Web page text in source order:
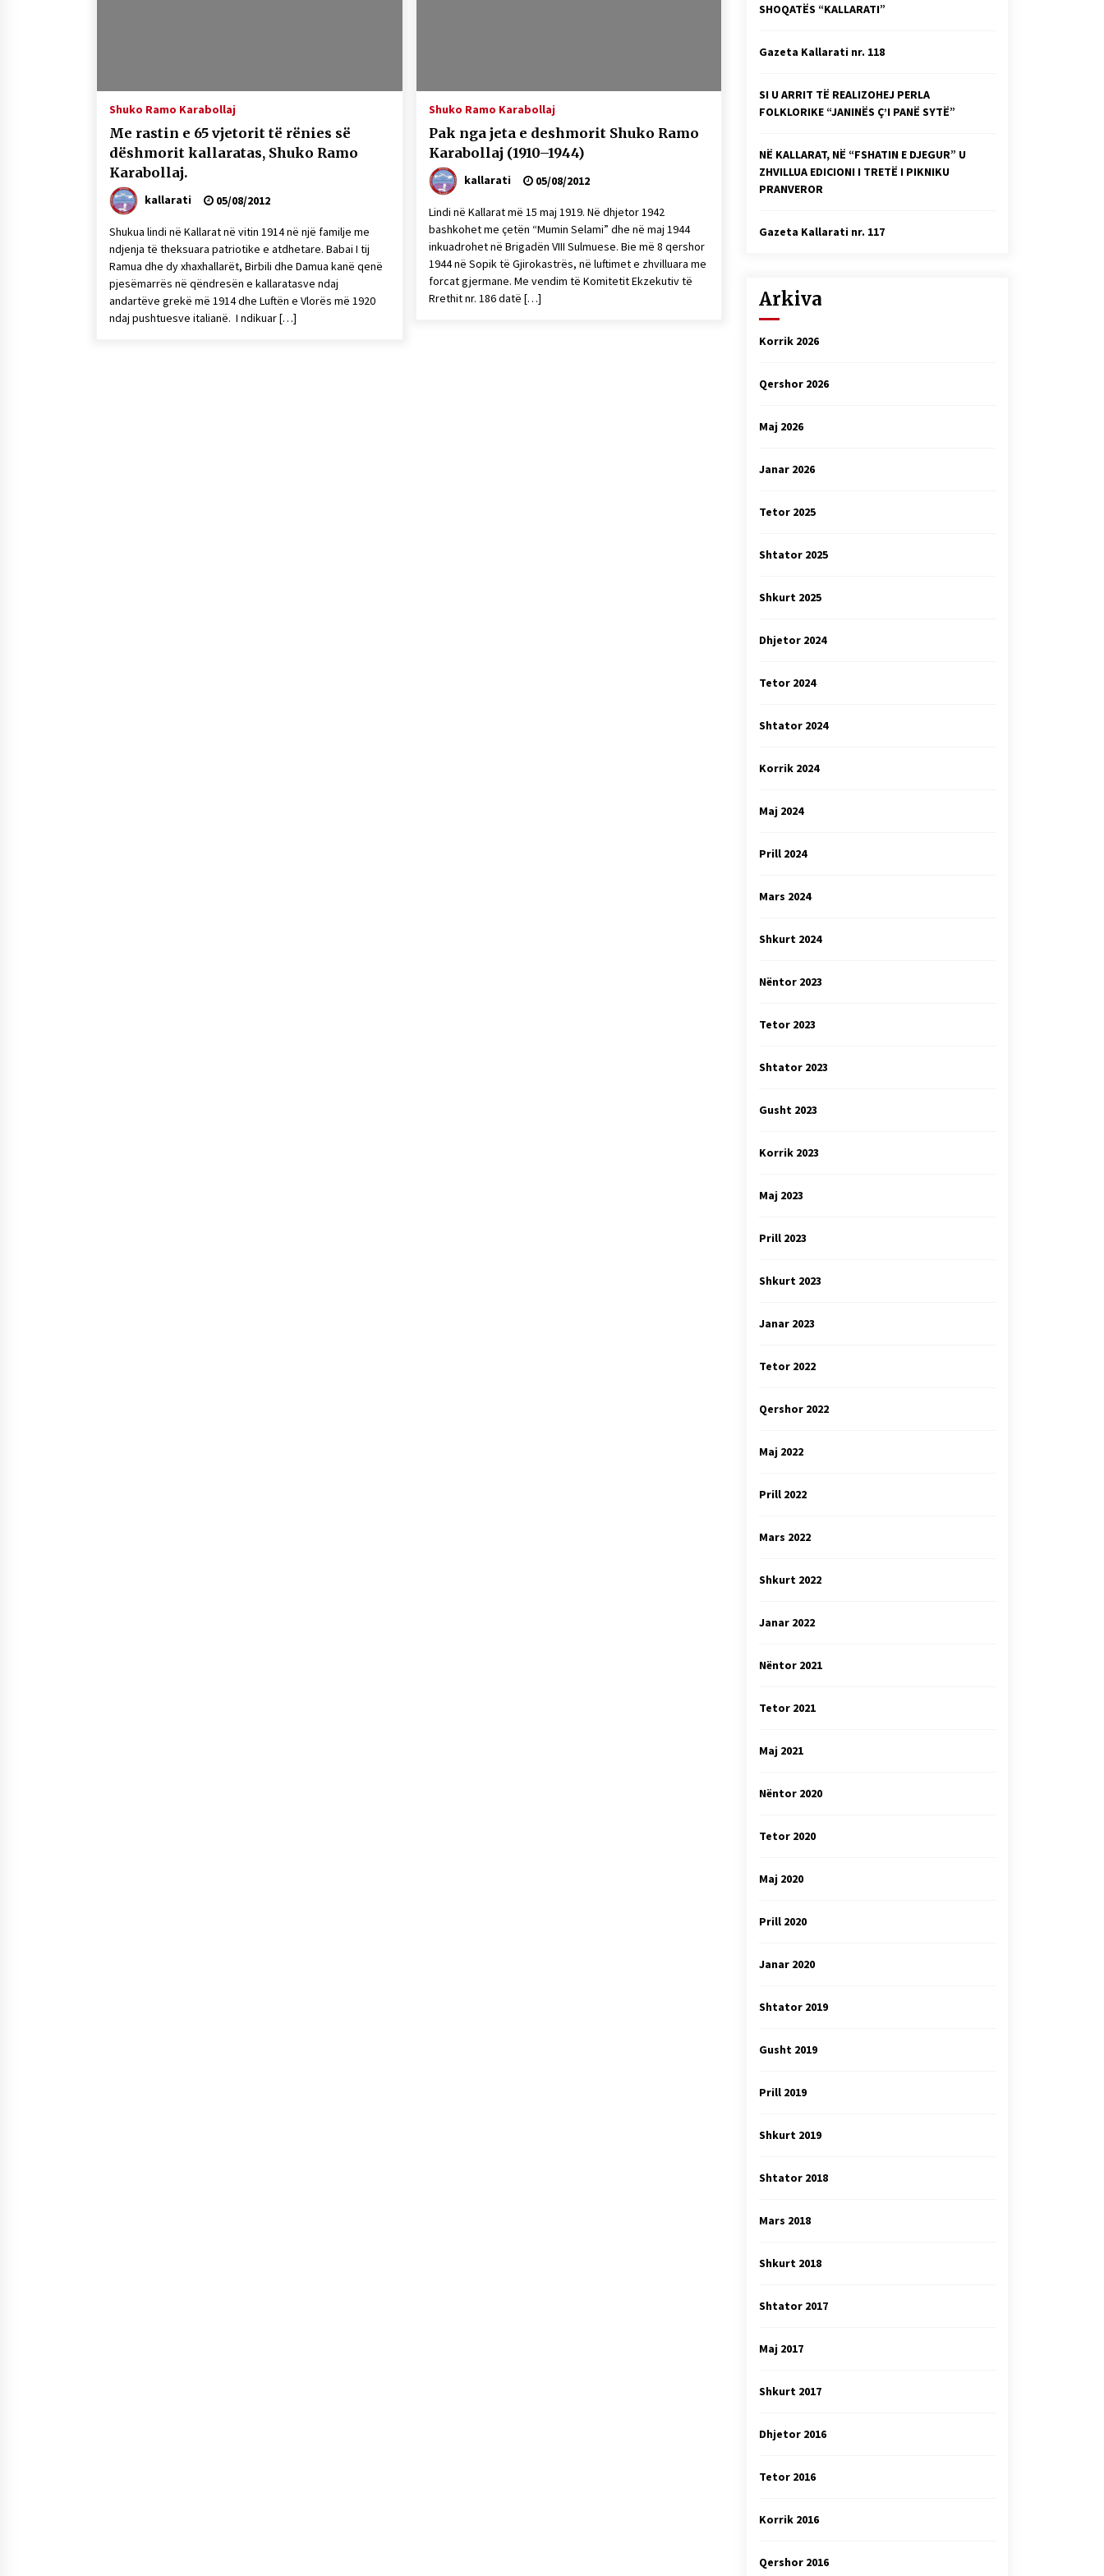
Faksimilet e një 83 vjetori lufte:
04/10/2025
KALLARATI NË AKSIONET
KOMBËTARE PËR RINDËRTIMIN E
VENDIT – NGA ÇIZE XHAFERAJ
22/09/2025
– ËNGJËLL HASIMAJ – “KUJTIMET E
MIA PËR KALLARATIN SI MËSUES I
MATEMATIKËS, POR EDHE SI NJË
BANOR I PËRKOHSHËM I TIJ”
12/09/2025
Gazeta Kallarati nr. 114
06/02/2025
Shuko Ramo Karabollaj
Me rastin e 65 vjetorit të rënies së
dëshmorit kallaratas, Shuko Ramo
Karabollaj.
kallarati 05/08/2012
Shukua lindi në Kallarat në vitin 1914 në një familje me
ndjenja të theksuara patriotike e atdhetare. Babai I tij
Ramua dhe dy xhaxhallarët, Birbili dhe Damua kanë qenë
pjesëmarrës në qëndresën e kallaratasve ndaj
andartëve grekë më 1914 dhe Luftën e Vlorës më 1920
ndaj pushtuesve italianë. I ndikuar […]
Shuko Ramo Karabollaj
Pak nga jeta e deshmorit Shuko Ramo
Karabollaj (1910–1944)
kallarati 05/08/2012
Lindi në Kallarat më 15 maj 1919. Në dhjetor 1942
bashkohet me çetën “Mumin Selami” dhe në maj 1944
inkuadrohet në Brigadën VIII Sulmuese. Bie më 8 qershor
1944 në Sopik të Gjirokastrës, në luftimet e zhvilluara me
forcat gjermane. Me vendim të Komitetit Ekzekutiv të
Rrethit nr. 186 datë […]
SHOQATËS “KALLARATI”
Gazeta Kallarati nr. 118
SI U ARRIT TË REALIZOHEJ PERLA
FOLKLORIKE “JANINËS Ç’I PANË SYTË”
NË KALLARAT, NË “FSHATIN E DJEGUR” U
ZHVILLUA EDICIONI I TRETË I PIKNIKU
PRANVEROR
Gazeta Kallarati nr. 117
Arkiva
Korrik 2026
Qershor 2026
Maj 2026
Janar 2026
Tetor 2025
Shtator 2025
Shkurt 2025
Dhjetor 2024
Tetor 2024
Shtator 2024
Korrik 2024
Maj 2024
Prill 2024
Mars 2024
Shkurt 2024
Nëntor 2023
Tetor 2023
Shtator 2023
Gusht 2023
Korrik 2023
Maj 2023
Prill 2023
Shkurt 2023
Janar 2023
Tetor 2022
Qershor 2022
Maj 2022
Prill 2022
Mars 2022
Shkurt 2022
Janar 2022
Nëntor 2021
Tetor 2021
Maj 2021
Nëntor 2020
Tetor 2020
Maj 2020
Prill 2020
Janar 2020
Shtator 2019
Gusht 2019
Prill 2019
Shkurt 2019
Shtator 2018
Mars 2018
Shkurt 2018
Shtator 2017
Maj 2017
Shkurt 2017
Dhjetor 2016
Tetor 2016
Korrik 2016
Qershor 2016